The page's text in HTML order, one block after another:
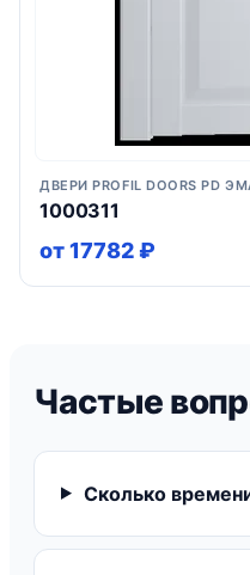
ДВЕРИ PROFIL DOORS PD
1000311
от 17782 ₽
Частые
Сколько